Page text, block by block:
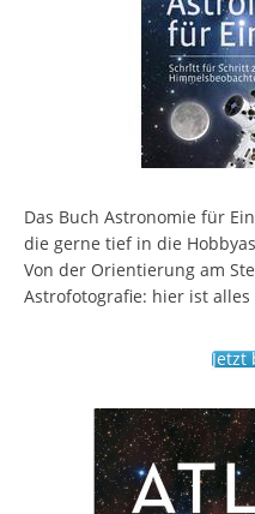
Das Buch Astronomie für
die gerne tief in die
Von der Orientierung am
Astrofotografie: hier ist
Jetzt